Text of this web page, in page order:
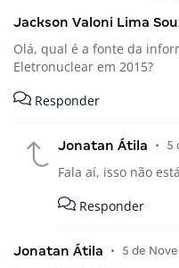
Jackson Valoni Lima
Olá, qual é a fonte da
Eletronuclear em 2015?
Responder
Jonatan Átila • 5
Fala aí, isso não
Responder
Jonatan Átila • 5 de